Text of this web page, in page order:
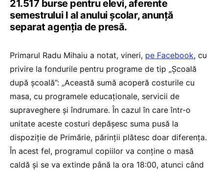
21.517 burse pentru elevi, aferente
semestrului I al anului școlar, anunță
separat agenția de presă.
Primarul Radu Mihaiu a notat, vineri, pe Facebook, cu
privire la fondurile pentru programe de tip „Școală
după școală”: „Această sumă acoperă costurile cu
masa, cu programele educaționale, servicii de
supraveghere și îndrumare. În cazul în care într-o
unitate aceste costuri depășesc suma pusă la
dispoziție de Primărie, părinții plătesc doar diferența.
În acest fel, programul copiilor va conține o masă
caldă și se va extinde până la ora 18:00, atunci când